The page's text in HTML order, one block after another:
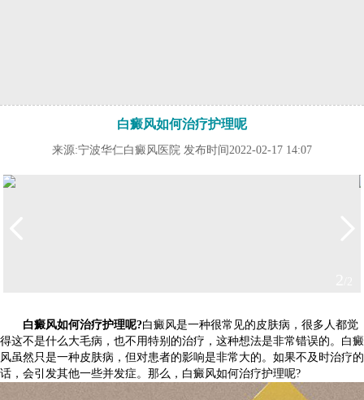
白癜风如何治疗护理呢
来源:宁波华仁白癜风医院 发布时间2022-02-17 14:07
白癜风如何治疗护理呢?白癜风是一种很常见的皮肤病，很多人都觉
得这不是什么大毛病，也不用特别的治疗，这种想法是非常错误的。白癜
风虽然只是一种皮肤病，但对患者的影响是非常大的。如果不及时治疗的
话，会引发其他一些并发症。那么，白癜风如何治疗护理呢?